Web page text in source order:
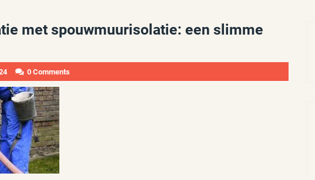
met spouwmuurisolatie: een slimme
0 Comments